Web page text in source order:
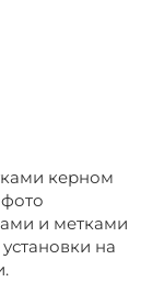
керном
и метками
на